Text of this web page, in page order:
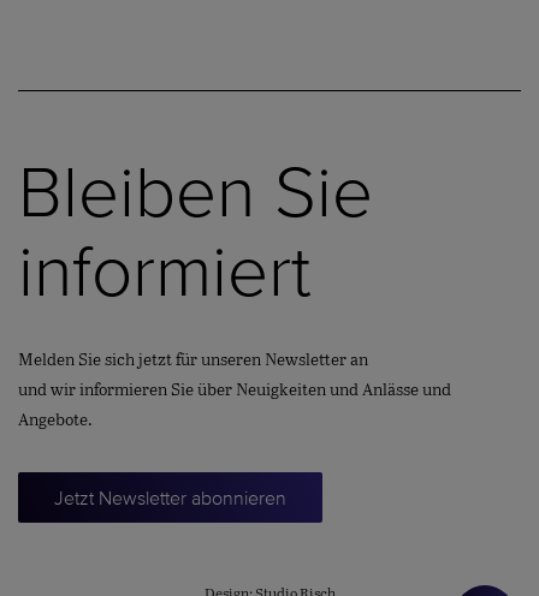
Bleiben Sie
informiert
Melden Sie sich jetzt für unseren Newsletter an
und wir informieren Sie über Neuigkeiten und Anlässe und
Angebote.
Jetzt Newsletter abonnieren